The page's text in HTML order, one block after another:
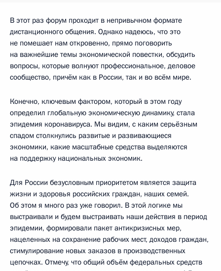
В этот раз форум проходит в непривычном формате
дистанционного общения. Однако надеюсь, что это
не помешает нам откровенно, прямо поговорить
на важнейшие темы экономической повестки, обсудить
вопросы, которые волнуют профессиональное, деловое
сообщество, причём как в России, так и во всём мире.
Конечно, ключевым фактором, который в этом году
определил глобальную экономическую динамику, стала
эпидемия коронавируса. Мы видим, с каким серьёзным
спадом столкнулись развитые и развивающиеся
экономики, какие масштабные средства выделяются
на поддержку национальных экономик.
Для России безусловным приоритетом является защита
жизни и здоровья российских граждан, наших семей.
Об этом я много раз уже говорил. В этой логике мы
выстраивали и будем выстраивать наши действия в период
эпидемии, формировали пакет антикризисных мер,
нацеленных на сохранение рабочих мест, доходов граждан,
стимулирование новых заказов в производственных
цепочках. Отмечу, что общий объём федеральных средств